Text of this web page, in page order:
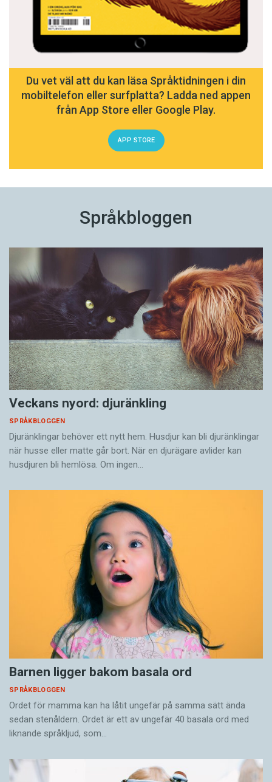
Du vet väl att du kan läsa Språktidningen i din
mobiltelefon eller surfplatta? Ladda ned appen
från App Store eller Google Play.
APP STORE
Språkbloggen
Veckans nyord: djuränkling
SPRÅKBLOGGEN
Djuränklingar behöver ett nytt hem. Husdjur kan bli djuränklingar
när husse eller matte går bort. När en djurägare avlider kan
husdjuren bli hemlösa. Om ingen…
Barnen ligger bakom basala ord
SPRÅKBLOGGEN
Ordet för mamma kan ha låtit ungefär på samma sätt ända
sedan stenåldern. Ordet är ett av ungefär 40 basala ord med
liknande språkljud, som…